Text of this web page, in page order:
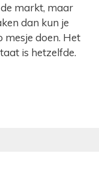
markt, maar
dan kun je
mesje doen. Het
is hetzelfde.